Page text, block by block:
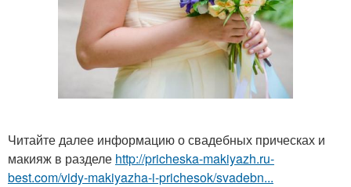
Читайте далее информацию о свадебных прическах и
макияж в разделе http://pricheska-makiyazh.ru-
best.com/vidy-makiyazha-i-prichesok/svadebn...